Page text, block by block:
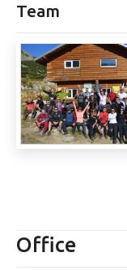
Team
Office